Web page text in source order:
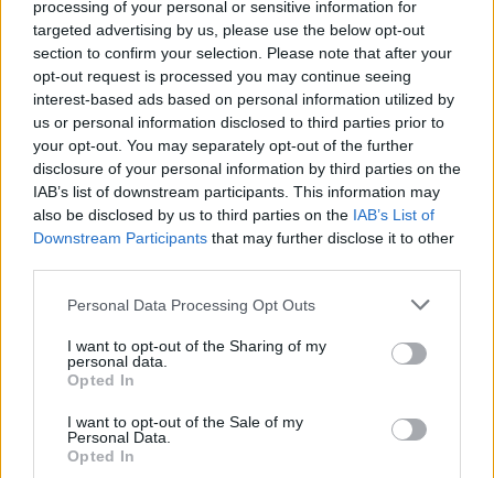
processing of your personal or sensitive information for
targeted advertising by us, please use the below opt-out
section to confirm your selection. Please note that after your
opt-out request is processed you may continue seeing
interest-based ads based on personal information utilized by
us or personal information disclosed to third parties prior to
your opt-out. You may separately opt-out of the further
disclosure of your personal information by third parties on the
IAB’s list of downstream participants. This information may
also be disclosed by us to third parties on the IAB’s List of
Downstream Participants that may further disclose it to other
Personal Data Processing Opt Outs
I want to opt-out of the Sharing of my
personal data.
Opted In
I want to opt-out of the Sale of my
Personal Data.
Opted In
16 Februar 2017
Pirat
User
im FB stand : Beginn 13:00 Uhr.
Apollo schrieb: es verzögert sich und beginnt um ca. 13:00
Uhr, was immer auch das ca. bedeuten mag ^^
jetzt ist es 13:21 Uhr und es sind noch immer " Warte "
arbeiten.
~Apollo~
Board Administrator
Team Pirate Storm
Zitat von Pirat:↑
im FB stand : Beginn 13:00 Uhr.